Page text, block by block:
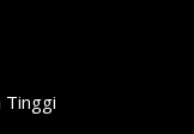
Tinggi